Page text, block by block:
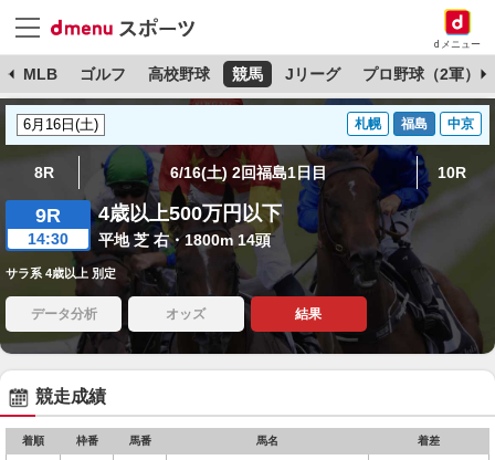
dメニュー
MLB ゴルフ 高校野球 競馬 Jリーグ プロ野球（2軍）
札幌 福島 中京
8R 6/16(土) 2回福島1日目 10R
9R
14:30
4歳以上500万円以下
平地 芝 右・1800m 14頭
サラ系 4歳以上 別定
データ分析 オッズ 結果
競走成績
着順 枠番 馬番 馬名 着差